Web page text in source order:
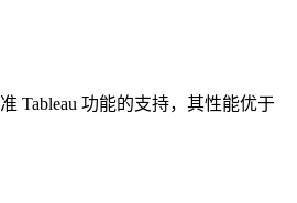
Tableau 功能的支持，其性能优于